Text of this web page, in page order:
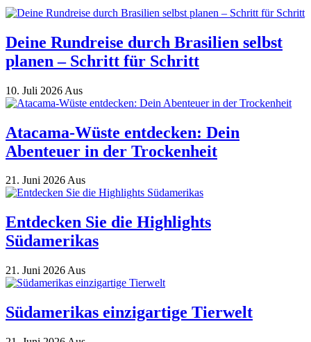
Deine Rundreise durch Brasilien selbst
planen – Schritt für Schritt
10. Juli 2026 Aus
Atacama-Wüste entdecken: Dein
Abenteuer in der Trockenheit
21. Juni 2026Aus
Entdecken Sie die Highlights
Südamerikas
21. Juni 2026 Aus
Südamerikas einzigartige Tierwelt